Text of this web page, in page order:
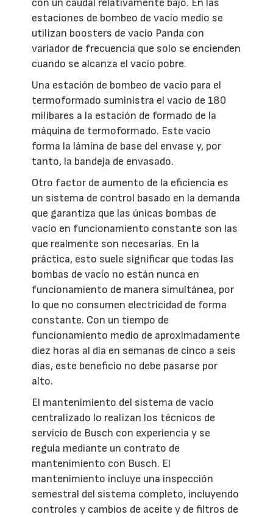
con un caudal relativamente bajo. En las
estaciones de bombeo de vacío medio se
utilizan boosters de vacío Panda con
variador de frecuencia que solo se encienden
cuando se alcanza el vacío pobre.
Una estación de bombeo de vacío para el
termoformado suministra el vacío de 180
milibares a la estación de formado de la
máquina de termoformado. Este vacío
forma la lámina de base del envase y, por
tanto, la bandeja de envasado.
Otro factor de aumento de la eficiencia es
un sistema de control basado en la demanda
que garantiza que las únicas bombas de
vacío en funcionamiento constante son las
que realmente son necesarias. En la
práctica, esto suele significar que todas las
bombas de vacío no están nunca en
funcionamiento de manera simultánea, por
lo que no consumen electricidad de forma
constante. Con un tiempo de
funcionamiento medio de aproximadamente
diez horas al día en semanas de cinco a seis
días, este beneficio no debe pasarse por
alto.
El mantenimiento del sistema de vacío
centralizado lo realizan los técnicos de
servicio de Busch con experiencia y se
regula mediante un contrato de
mantenimiento con Busch. El
mantenimiento incluye una inspección
semestral del sistema completo, incluyendo
controles y cambios de aceite y de filtros de